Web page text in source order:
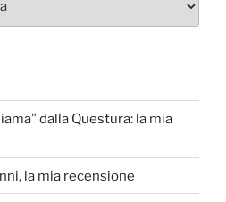
dalla Questura: la mia
la mia recensione